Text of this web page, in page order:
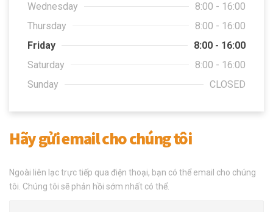
Wednesday
8:00 - 16:00
Thursday
8:00 - 16:00
Friday
8:00 - 16:00
Saturday
8:00 - 16:00
Sunday
CLOSED
Hãy gửi email cho chúng tôi
Ngoài liên lạc trực tiếp qua điện thoại, bạn có thể email cho chúng
tôi. Chúng tôi sẽ phản hồi sớm nhất có thể.